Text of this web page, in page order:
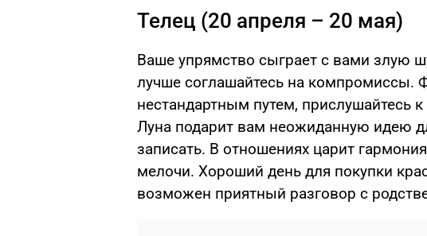
Телец (20 апреля – 20 мая)
Ваше упрямство сыграет с вами злую
лучше соглашайтесь на компромиссы.
нестандартным путем, прислушайтесь
Луна подарит вам неожиданную идею
записать. В отношениях царит
мелочи. Хороший день для покупки
возможен приятный разговор с